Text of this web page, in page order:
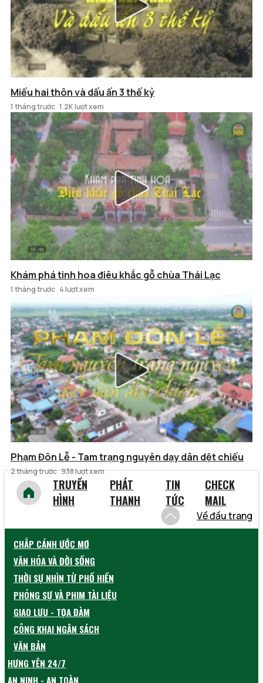
Miếu hai thôn và dấu ấn 3 thế kỷ
1 tháng trước 1.2K lượt xem
Khám phá tinh hoa điêu khắc gỗ chùa Thái Lạc
1 tháng trước 4 lượt xem
Phạm Đôn Lễ - Tam trạng nguyên dạy dân dệt chiếu
2 tháng trước 938 lượt xem
TRUYỀN
HÌNH
PHÁT
THANH
TIN
TỨC
CHECK
MAIL
Về đầu trang
CHẮP CÁNH ƯỚC MƠ
VĂN HÓA VÀ ĐỜI SỐNG
THỜI SỰ NHÌN TỪ PHỐ HIẾN
PHÓNG SỰ VÀ PHIM TÀI LIỆU
GIAO LƯU - TỌA ĐÀM
CÔNG KHAI NGÂN SÁCH
VĂN BẢN
HƯNG YÊN 24/7
AN NINH - AN TOÀN